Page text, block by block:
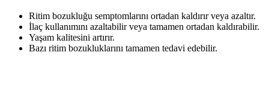
Ritim bozukluğu semptomlarını ortadan kaldırır veya azaltır.
İlaç kullanımını azaltabilir veya tamamen ortadan kaldırabilir.
Yaşam kalitesini artırır.
Bazı ritim bozukluklarını tamamen tedavi edebilir.